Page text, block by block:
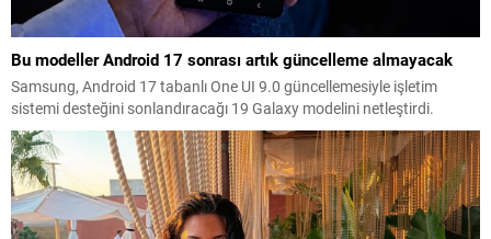
Bu modeller Android 17 sonrası artık güncelleme almayacak
Samsung, Android 17 tabanlı One UI 9.0 güncellemesiyle işletim
sistemi desteğini sonlandıracağı 19 Galaxy modelini netleştirdi.